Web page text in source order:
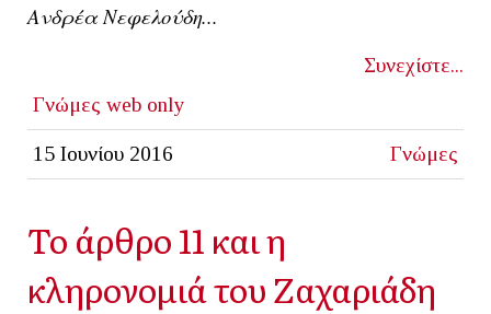
Ανδρέα Νεφελούδη...
Συνεχίστε...
Γνώμες web only
15 Ιουνίου 2016 Γνώμες
Το άρθρο 11 και η
κληρονομιά του Ζαχαριάδη